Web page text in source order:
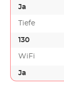
Ja
Tiefe
130
WiFi
Ja